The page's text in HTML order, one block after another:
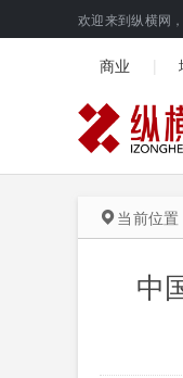
欢迎来到纵横网
商业
当前位置
中